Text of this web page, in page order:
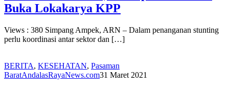
Buka Lokakarya KPP
Views : 380 Simpang Ampek, ARN – Dalam penanganan stunting
perlu koordinasi antar sektor dan […]
BERITA, KESEHATAN, Pasaman
BaratAndalasRayaNews.com31 Maret 2021